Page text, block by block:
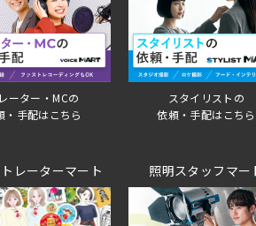
ーター・MCの
・手配はこちら
スタイリストの
依頼・手配はこちら
レーターマート 照明スタッフマー